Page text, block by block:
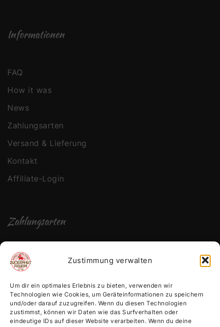
Zustimmung verwalten
Um dir ein optimales Erlebnis zu bieten, verwenden wir
Technologien wie Cookies, um Geräteinformationen zu speichern
und/oder darauf zuzugreifen. Wenn du diesen Technologien
zustimmst, können wir Daten wie das Surfverhalten oder
eindeutige IDs auf dieser Website verarbeiten. Wenn du deine
Informationen
FAQ
How it was
News
Zahlungsarten
Versand & Lieferung
Kontakt
Affiliate-Login
Zahlungsarten